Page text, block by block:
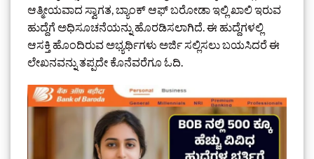
ಆತ್ಮೀಯವಾದ ಸ್ವಾಗತ, ಬ್ಯಾಂಕ್ ಆಫ್ ಬರೋಡಾ ಇಲ್ಲಿ ಖಾಲಿ ಇರುವ
ಹುದ್ದೆಗೆ ಅಧಿಸೂಚನೆಯನ್ನು ಹೊರಡಿಸಲಾಗಿದೆ. ಈ ಹುದ್ದೆಗಳಲ್ಲಿ
ಆಸಕ್ತಿ ಹೊಂದಿರುವ ಅಭ್ಯರ್ಥಿಗಳು ಅರ್ಜಿ ಸಲ್ಲಿಸಲು ಬಯಸಿದರೆ ಈ
ಲೇಖನವನ್ನು ತಪ್ಪದೇ ಕೊನೆವರೆಗೂ ಓದಿ.